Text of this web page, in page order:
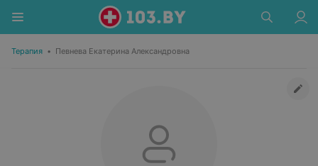
Терапия • Певнева Екатерина Александровна